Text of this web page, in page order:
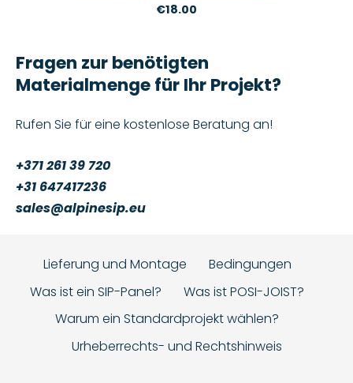
Fragen zur benötigten
Materialmenge für Ihr Projekt?
Rufen Sie für eine kostenlose Beratung an!
+371 261 39 720
+31 647417236
sales@alpinesip.eu
€18.00
Lieferung und Montage
Bedingungen
Was ist ein SIP-Panel?
Was ist POSI-JOIST?
Warum ein Standardprojekt wählen?
Urheberrechts- und Rechtshinweis